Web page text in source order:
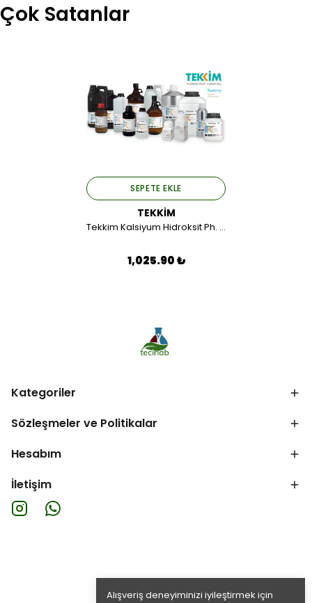
Alışveriş deneyiminizi iyileştirmek için
Çok Satanlar
SEPETE EKLE
TEKKİM
Tekkim Kalsiyum Hidroksit Ph. Eur., USP, FCC, E 526
1,025.90 ₺
Kategoriler
Sözleşmeler ve Politikalar
Hesabım
İletişim